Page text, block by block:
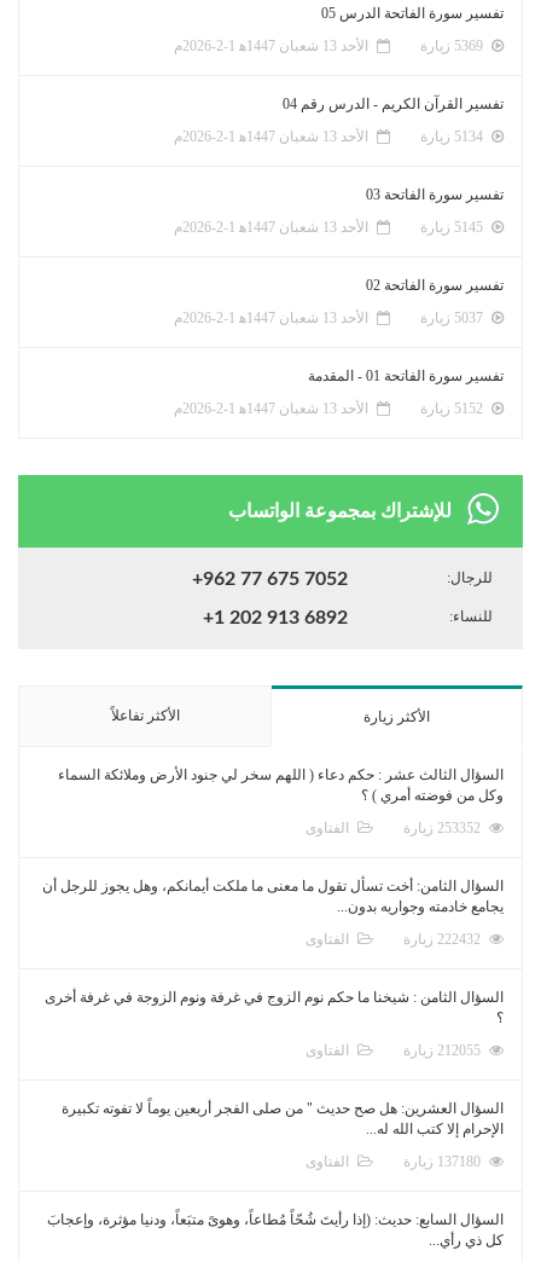
تفسير سورة الفاتحة الدرس 05
الأحد 13 شعبان 1447ﻫ 1-2-2026م
تفسير القرآن الكريم - الدرس رقم 04
الأحد 13 شعبان 1447ﻫ 1-2-2026م
تفسير سورة الفاتحة 03
الأحد 13 شعبان 1447ﻫ 1-2-2026م
تفسير سورة الفاتحة 02
الأحد 13 شعبان 1447ﻫ 1-2-2026م
تفسير سورة الفاتحة 01 - المقدمة
الأحد 13 شعبان 1447ﻫ 1-2-2026م
للإشتراك بمجموعة الواتساب
للرجال: +962 77 675 7052
للنساء: +1 202 913 6892
الأكثر زيارة الأكثر تفاعلاً
السؤال الثالث عشر : حكم دعاء ( اللهم سخر لي جنود الأرض وملائكة السماء
وكل من فوضته أمري ) ؟
الفتاوى
السؤال الثامن: أخت تسأل تقول ما معنى ما ملكت أيمانكم، وهل يجوز للرجل أن
يجامع خادمته وجواريه بدون...
الفتاوى
السؤال الثامن : شيخنا ما حكم نوم الزوج في غرفة ونوم الزوجة في غرفة أخرى
؟
الفتاوى
السؤال العشرين: هل صح حديث " من صلى الفجر أربعين يوماً لا تفوته تكبيرة
الإحرام إلا كتب الله له...
الفتاوى
السؤال السابع: حديث: (إذا رأيتَ شُحّاً مُطاعاً، وهوىً متبَعاً، ودنيا مؤثرة، وإعجابَ
كل ذي رأي...